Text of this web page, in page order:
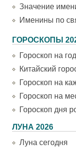
Значение
Именины по
ГОРОСКОПЫ
Гороскоп на
Китайский
Гороскоп на
Гороскоп на
Гороскоп дня
ЛУНА 2026
Луна сегодня